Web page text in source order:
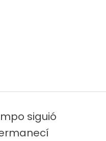
siguió